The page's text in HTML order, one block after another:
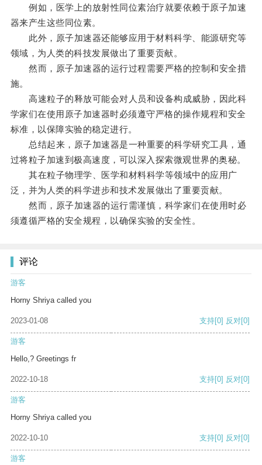
例如，医学上的放射性同位素治疗就要依赖于原子加速
器来产生这些同位素。
此外，原子加速器还能够应用于材料科学、能源研究等
领域，为人类的科技发展做出了重要贡献。
然而，原子加速器的运行过程需要严格的控制和安全措
施。
高速粒子的释放可能会对人员和设备构成威胁，因此科
学家们在使用原子加速器时必须遵守严格的操作规程和安全
标准，以保障实验的稳定进行。
总结起来，原子加速器是一种重要的科学研究工具，通
过将粒子加速到极高速度，可以深入探索微观世界的奥秘。
其在粒子物理学、医学和材料科学等领域中的应用广
泛，并为人类的科学进步和技术发展做出了重要贡献。
然而，原子加速器的运行需谨慎，科学家们在使用时必
须遵循严格的安全规程，以确保实验的安全性。
评论
游客
Horny Shriya called you
2023-01-08 支持[0] 反对[0]
游客
Hello,? Greetings fr
2022-10-18 支持[0] 反对[0]
游客
Horny Shriya called you
2022-10-10 支持[0] 反对[0]
游客